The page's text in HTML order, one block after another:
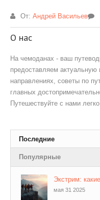
От: Андрей Васильев
О нас
На чемоданах - ваш
предоставляем
направлениях, советы по
главных
Путешествуйте с нами
Последние
Популярные
Экстрим:
мая 31 2025